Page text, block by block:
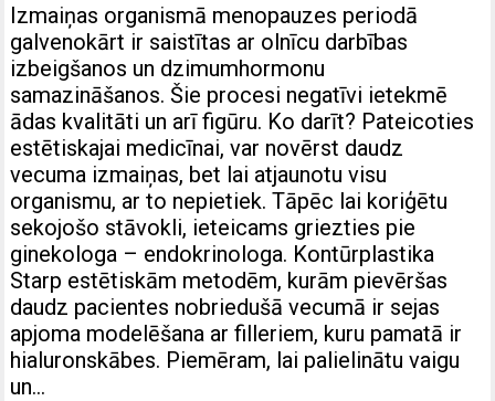
Izmaiņas organismā menopauzes periodā
galvenokārt ir saistītas ar olnīcu darbības
izbeigšanos un dzimumhormonu
samazināšanos. Šie procesi negatīvi ietekmē
ādas kvalitāti un arī figūru. Ko darīt? Pateicoties
estētiskajai medicīnai, var novērst daudz
vecuma izmaiņas, bet lai atjaunotu visu
organismu, ar to nepietiek. Tāpēc lai koriģētu
sekojošo stāvokli, ieteicams griezties pie
ginekologa – endokrinologa. Kontūrplastika
Starp estētiskām metodēm, kurām pievēršas
daudz pacientes nobriedušā vecumā ir sejas
apjoma modelēšana ar filleriem, kuru pamatā ir
hialuronskābes. Piemēram, lai palielinātu vaigu
un…